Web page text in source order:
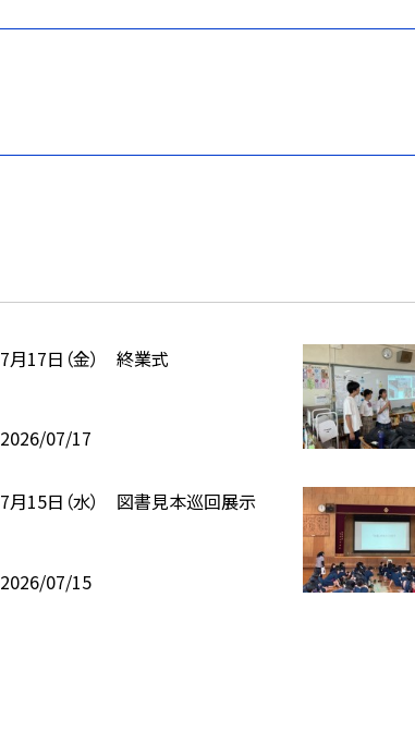
7月17日（金） 終業式
2026/07/17
7月15日（水） 図書見本巡回展示
2026/07/15